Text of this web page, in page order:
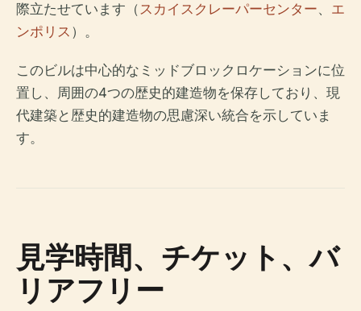
際立たせています（スカイスクレーパーセンター、 エ
ンポリス ）。
このビルは中心的なミッドブロックロケーションに位
置し、周囲の4つの歴史的建造物を保存しており、現
代建築と歴史的建造物の思慮深い統合を示していま
す。
見学時間、チケット、バ
リアフリー